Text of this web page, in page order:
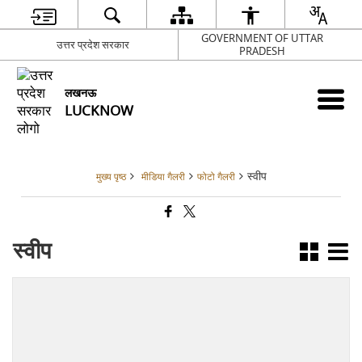
उत्तर प्रदेश सरकार
GOVERNMENT OF UTTAR
PRADESH
लखनऊ
LUCKNOW
मुख्य पृष्ठ मीडिया गैलरी फोटो गैलरी स्वीप
स्वीप